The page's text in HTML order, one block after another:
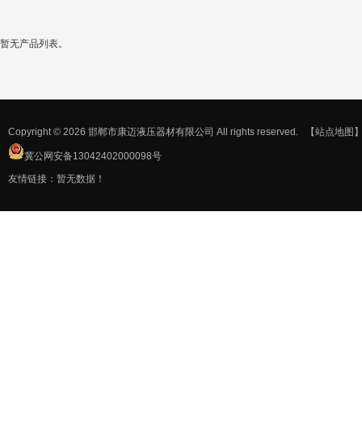
暂无产品列表。
Copyright © 2026 邯郸市康迈液压器材有限公司 All rights reserved. 【站点地图
冀公网安备13042402000098号
友情链接：暂无数据！